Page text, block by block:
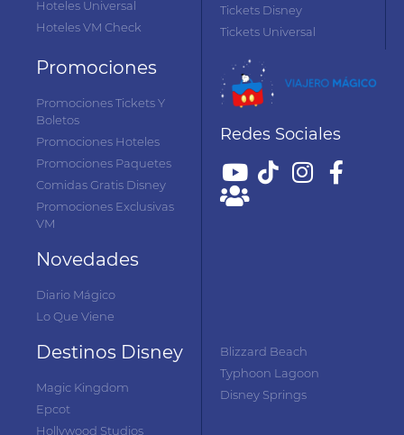
Hoteles Universal
Hoteles VM Check
Tickets Disney
Tickets Universal
Promociones
Promociones Tickets Y
Boletos
Promociones Hoteles
Promociones Paquetes
Comidas Gratis Disney
Promociones Exclusivas
VM
Novedades
Diario Mágico
Lo Que Viene
Redes Sociales
Destinos Disney
Magic Kingdom
Epcot
Hollywood Studios
Blizzard Beach
Typhoon Lagoon
Disney Springs